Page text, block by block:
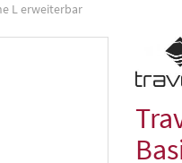
L erweiterbar